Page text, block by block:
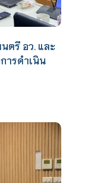
ตรี อว. และ
ารดำเนิน